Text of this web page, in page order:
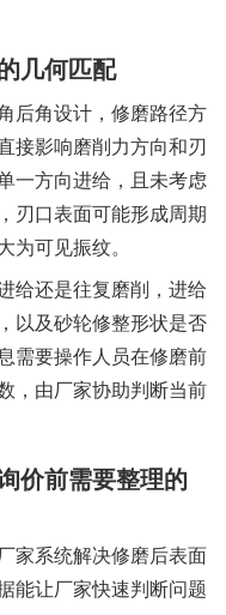
几何匹配
后角设计，修磨路径方
接影响磨削力方向和刃
一方向进给，且未考虑
刃口表面可能形成周期
为可见振纹。
给还是往复磨削，进给
以及砂轮修整形状是否
需要操作人员在修磨前
，由厂家协助判断当前
价前需要整理的
家系统解决修磨后表面
能让厂家快速判断问题